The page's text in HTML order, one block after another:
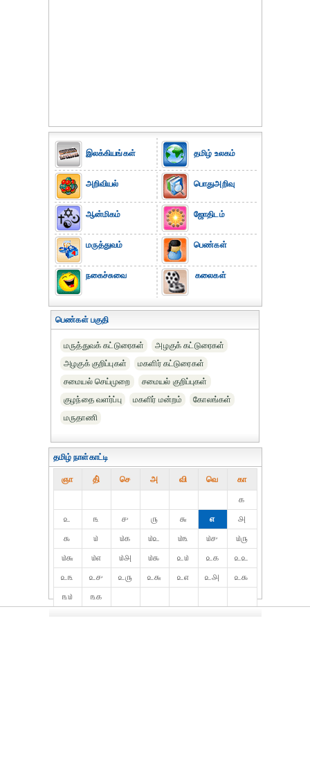
இலக்கியங்கள்
அறிவியல்
ஆன்மிகம்
மருத்துவம்
நகைச்சுவை
தமிழ் உலகம்
பொதுஅறிவு
ஜோதிடம்
பெண்கள்
கலைகள்
பெண்கள் பகுதி
மருத்துவக் கட்டுரைகள்
அழகுக் கட்டுரைகள்
அழகுக் குறிப்புகள்
மகளிர் கட்டுரைகள்
சமையல் செய்முறை
சமையல் குறிப்புகள்
குழந்தை வளர்ப்பு
மகளிர் மன்றம்
கோலங்கள்
மருதாணி
தமிழ் நாள்காட்டி
ஞா தி் செ அ வி வெ கா
௧
௨
௩ ௪ ௫ ௬ ௭
௮
௯
௰ ௰௧ ௰௨ ௰௩ ௰௪
௰௫
௰௬
௰௭ ௰௮ ௰௯ ௨௰ ௨௧
௨௨
௨௩
௨௪ ௨௫ ௨௬ ௨௭ ௨௮
௨௯
௩௰
௩௧